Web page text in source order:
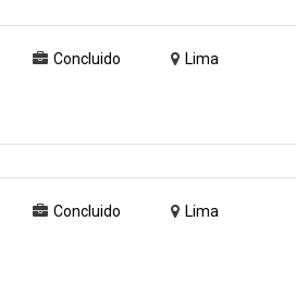
Concluido Lima
Concluido Lima